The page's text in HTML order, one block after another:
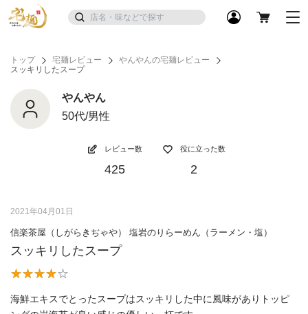
トップ 宅麺レビュー
やんやんの宅麺レビュー
スッキリしたスープ
やんやん
50代/男性
レビュー数
425
役に立った数
2
2021年04月01日
信楽茶屋（しがらきぢゃや） 塩岩のりらーめん（ラーメン・塩）
スッキリしたスープ
海鮮エキスでとったスープはスッキリした中に風味がありトッピ